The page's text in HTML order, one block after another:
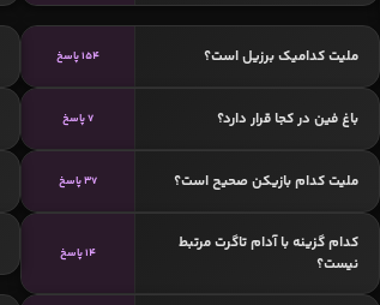
ملیت کدامیک برزیل است؟ 154 پاسخ
باغ فین در کجا قرار دارد؟ 7 پاسخ
ملیت کدام بازیکن صحیح است؟ 37 پاسخ
کدام گزینه با آدام تاگرت مرتبط
نیست؟
14 پاسخ